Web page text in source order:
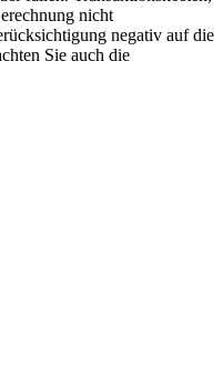
nicht
negativ auf die
Sie auch die